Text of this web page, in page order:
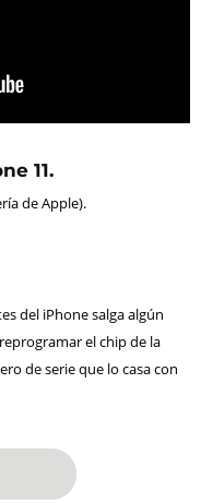
11.
de Apple).
del iPhone salga algún
el chip de la
de serie que lo casa con